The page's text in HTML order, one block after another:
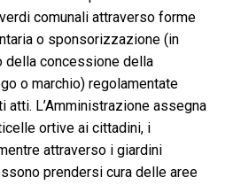
comunali attraverso forme
o sponsorizzazione (in
della concessione della
o marchio) regolamentate
L’Amministrazione assegna
ortive ai cittadini, i
attraverso i giardini
prendersi cura delle aree